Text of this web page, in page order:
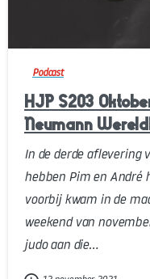
Podcast
HJP S203
Neumann
In de derde aflevering
hebben Pim en André
voorbij kwam in de
weekend van
judo aan die...